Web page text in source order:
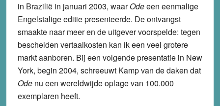
in Brazilië in januari 2003, waarOdeeen eenmalige
Engelstalige editie presenteerde. De ontvangst
smaakte naar meer en de uitgever voorspelde: tegen
bescheiden vertaalkosten kan ik een veel grotere
markt aanboren. Bij een volgende presentatie in New
York, begin 2004, schreeuwt Kamp van de daken dat
Odenu een wereldwijde oplage van 100.000
exemplaren heeft.